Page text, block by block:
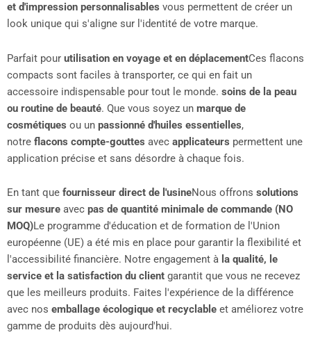
et d'impression personnalisables vous permettent de créer un
look unique qui s'aligne sur l'identité de votre marque.
Parfait pour utilisation en voyage et en déplacementCes flacons
compacts sont faciles à transporter, ce qui en fait un
accessoire indispensable pour tout le monde. soins de la peau
ou routine de beauté. Que vous soyez un marque de
cosmétiques ou un passionné d'huiles essentielles,
notre flacons compte-gouttes avec applicateurs permettent une
application précise et sans désordre à chaque fois.
En tant que fournisseur direct de l'usineNous offrons solutions
sur mesure avec pas de quantité minimale de commande (NO
MOQ)Le programme d'éducation et de formation de l'Union
européenne (UE) a été mis en place pour garantir la flexibilité et
l'accessibilité financière. Notre engagement à la qualité, le
service et la satisfaction du client garantit que vous ne recevez
que les meilleurs produits. Faites l'expérience de la différence
avec nos emballage écologique et recyclable et améliorez votre
gamme de produits dès aujourd'hui.